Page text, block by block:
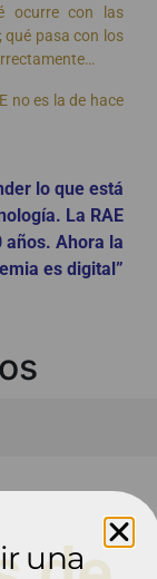
ocurre con las
qué pasa con los
no es la de hace
lo que está
La RAE
años. Ahora la
es digital”
una